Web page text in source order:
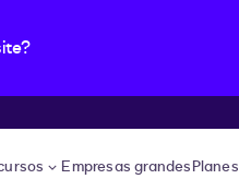
Empresas grandes